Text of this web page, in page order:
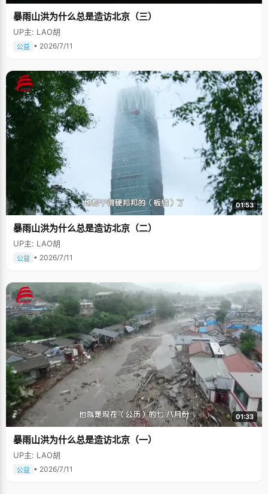
暴雨山洪为什么总是造访北京（三）
UP主: LAO胡
公益 • 2026/7/11
01:53
暴雨山洪为什么总是造访北京（二）
UP主: LAO胡
公益 • 2026/7/11
01:33
暴雨山洪为什么总是造访北京（一）
UP主: LAO胡
公益 • 2026/7/11